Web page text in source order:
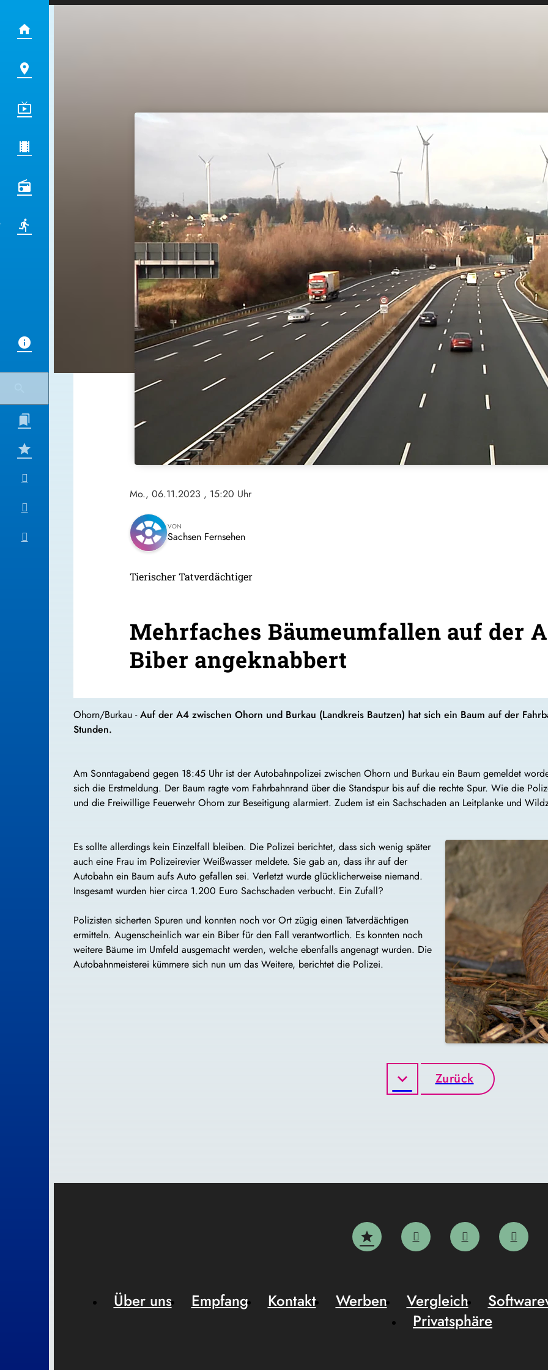
Mo., 06.11.2023 , 15:20 Uhr
VON
Sachsen Fernsehen
Tierischer Tatverdächtiger
Mehrfaches Bäumeumfallen auf der
Biber angeknabbert
Ohorn/Burkau -Auf der A4 zwischen Ohorn und Burkau (Landkreis Bautzen) hat sich ein Baum auf der
Stunden.
Am Sonntagabend gegen 18:45 Uhr ist der Autobahnpolizei zwischen Ohorn und Burkau ein Baum gemeldet
sich die Erstmeldung. Der Baum ragte vom Fahrbahnrand über die Standspur bis auf die rechte Spur. Wie die
und die Freiwillige Feuerwehr Ohorn zur Beseitigung alarmiert. Zudem ist ein Sachschaden an Leitplanke und
Es sollte allerdings kein Einzelfall bleiben. Die Polizei berichtet, dass sich wenig später
auch eine Frau im Polizeirevier Weißwasser meldete. Sie gab an, dass ihr auf der
Autobahn ein Baum aufs Auto gefallen sei. Verletzt wurde glücklicherweise niemand.
Insgesamt wurden hier circa 1.200 Euro Sachschaden verbucht. Ein Zufall?
Polizisten sicherten Spuren und konnten noch vor Ort zügig einen Tatverdächtigen
ermitteln. Augenscheinlich war ein Biber für den Fall verantwortlich. Es konnten noch
weitere Bäume im Umfeld ausgemacht werden, welche ebenfalls angenagt wurden. Die
Autobahnmeisterei kümmere sich nun um das Weitere, berichtet die Polizei.
Zurück
Über uns Empfang Kontakt Werben Vergleich
Privatsphäre